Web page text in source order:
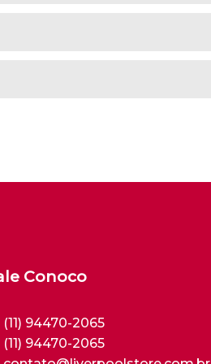
Conoco
(11) 94470-2065
(11) 94470-2065